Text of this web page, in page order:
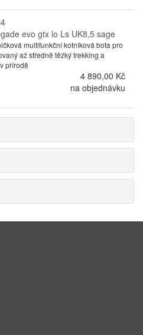
evo gtx lo Ls UK8,5 sage
multifunkční kotníková bota pro
až středně těžký trekking a
přírodě
4 890,00 Kč
na objednávku